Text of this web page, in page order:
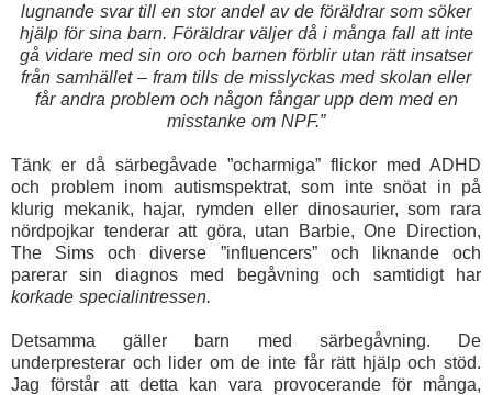
lugnande svar till en stor andel av de föräldrar som söker
hjälp för sina barn. Föräldrar väljer då i många fall att inte
gå vidare med sin oro och barnen förblir utan rätt insatser
från samhället – fram tills de misslyckas med skolan eller
får andra problem och någon fångar upp dem med en
misstanke om NPF.”
Tänk er då särbegåvade ”ocharmiga” flickor med ADHD
och problem inom autismspektrat, som inte snöat in på
klurig mekanik, hajar, rymden eller dinosaurier, som rara
nördpojkar tenderar att göra, utan Barbie, One Direction,
The Sims och diverse ”influencers” och liknande och
parerar sin diagnos med begåvning och samtidigt har
korkade specialintressen.
Detsamma gäller barn med särbegåvning. De
underpresterar och lider om de inte får rätt hjälp och stöd.
Jag förstår att detta kan vara provocerande för många,